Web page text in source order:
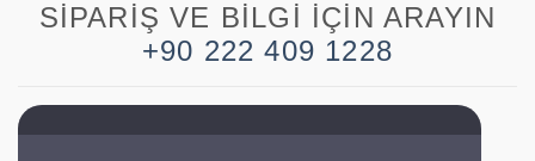
SIPARIŞ VE BILGI İÇIN ARAYIN
+90 222 409 1228